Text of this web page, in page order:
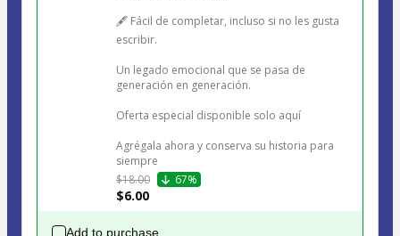
🖋️ Fácil de completar, incluso si no les gusta
escribir.
Un legado emocional que se pasa de
generación en generación.
Oferta especial disponible solo aquí
Agrégala ahora y conserva su historia para
siempre
$18.00
67%
$6.00
Add to purchase